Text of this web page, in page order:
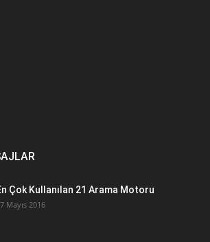
Çok Kullanılan 21 Arama Motoru
Mayıs 2016